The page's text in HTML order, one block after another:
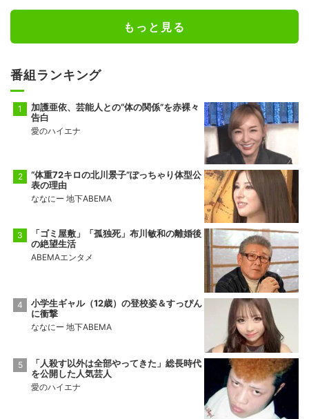
もっと見る
番組ランキング
加護亜依、芸能人との“体の関係”を赤裸々
告白
愛のハイエナ
“体重72キロの北川景子”ぽっちゃり体型公
表の理由
ななにー 地下ABEMA
「ゴミ屋敷」「孤独死」布川敏和の離婚後
の絶望生活
ABEMAエンタメ
小学生ギャル（12歳）の登校姿＆すっぴん
に衝撃
ななにー 地下ABEMA
「人殺す以外は全部やってきた」総長時代
を公開した人気芸人
愛のハイエナ